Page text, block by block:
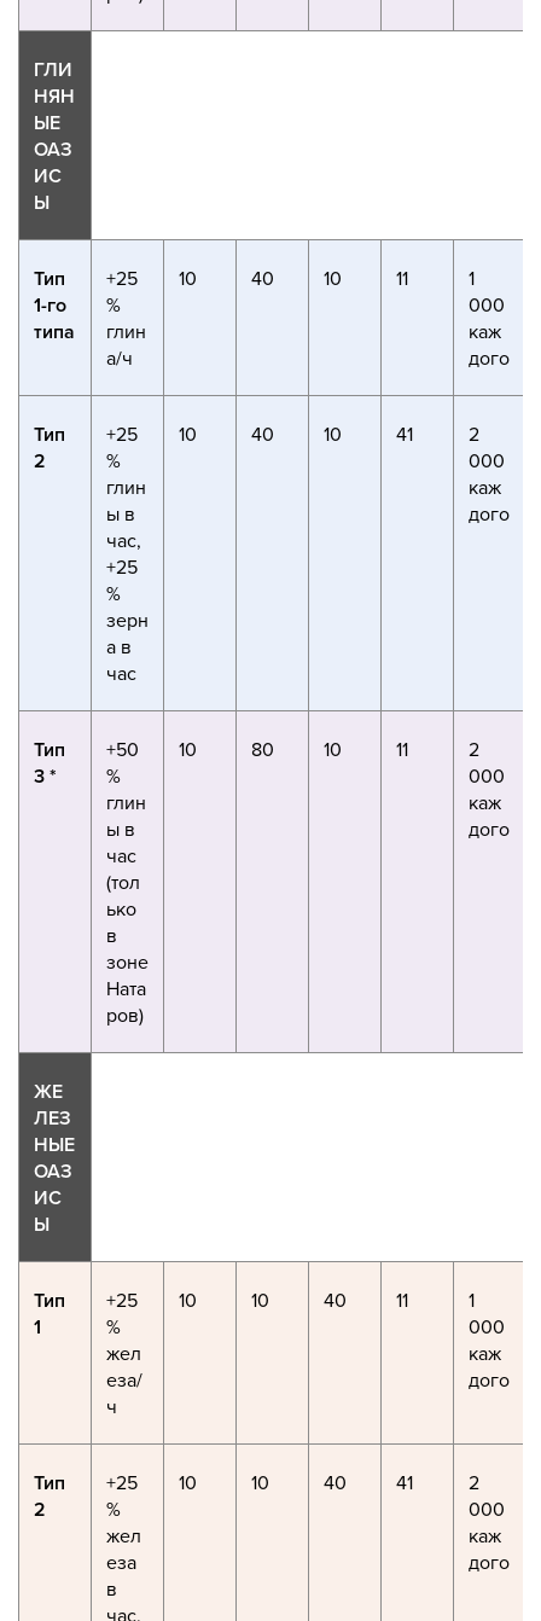
ГЛИ
НЯН
ЫЕ
ОАЗ
ИС
Ы
Тип
1-го
типа
+25
%
глин
а/ч
10 40 10 11
1
000
каж
дого
Тип
2
+25
%
глин
ы в
час,
+25
%
зерн
а в
час
10 40 10 41
2
000
каж
дого
Тип
3 *
+50
%
глин
ы в
час
(тол
ько
в
зоне
Ната
ров)
10 80 10 11
2
000
каж
дого
ЖЕ
ЛЕЗ
НЫЕ
ОАЗ
ИС
Ы
Тип
1
+25
%
жел
еза/
ч
10 10 40 11
1
000
каж
дого
Тип
2
+25
%
жел
еза
в
час,
10 10 40 41
2
000
каж
дого